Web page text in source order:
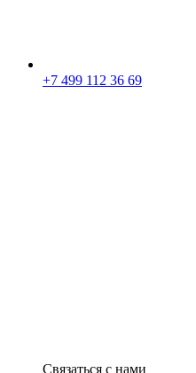
+7 499 112 36 69
Связаться с нами